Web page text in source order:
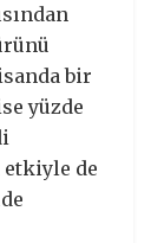
bir
yüzde
de